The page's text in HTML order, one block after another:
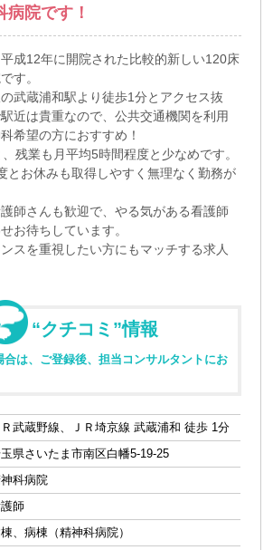
病院です！
成12年に開院された比較的新しい120床
す。
武蔵浦和駅より徒歩1分とアクセス抜
近は貴重なので、公共交通機関を利用
希望の方におすすめ！
残業も月平均5時間程度と少なめです。
とお休みも取得しやすく無理なく勤務が
師さんも歓迎で、やる気がある看護師
お待ちしています。
スを重視したい方にもマッチする求人
“クチコミ”情報
合は、ご登録後、担当コンサルタントにお
Ｒ武蔵野線、ＪＲ埼京線 武蔵浦和 徒歩 1分
県さいたま市南区白幡5-19-25
科病院
師
、病棟（精神科病院）